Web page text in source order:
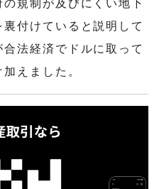
付けていると説明して
法経済でドルに取って
えました。